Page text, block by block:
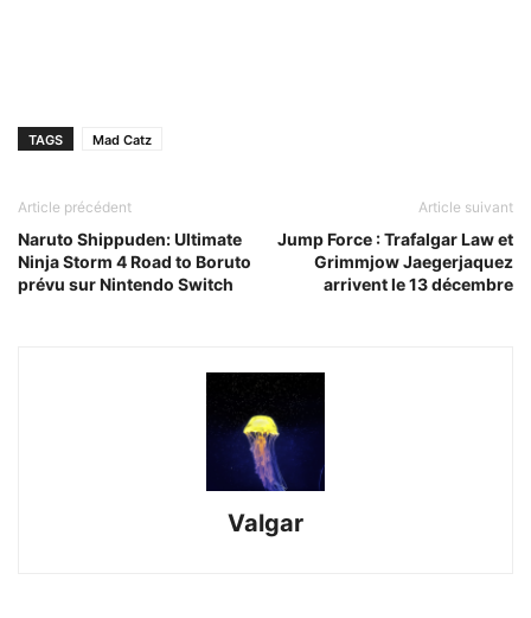
TAGS Mad Catz
Article précédent
Naruto Shippuden: Ultimate
Ninja Storm 4 Road to Boruto
prévu sur Nintendo Switch
Article suivant
Jump Force : Trafalgar Law et
Grimmjow Jaegerjaquez
arrivent le 13 décembre
Valgar